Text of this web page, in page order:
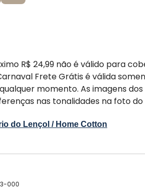
R$ 24,99 não é válido para
Frete Grátis é válida
momento. As imagens
nas tonalidades na foto
do Lençol / Home Cotton
000